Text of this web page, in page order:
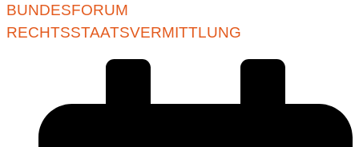
BUNDESFORUM
RECHTSSTAATSVERMITTLUNG